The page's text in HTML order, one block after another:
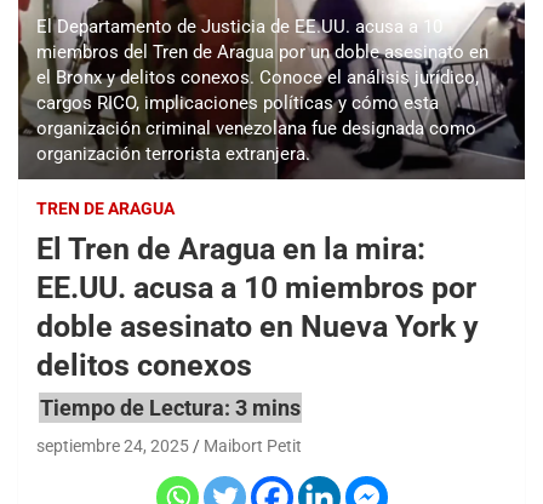
El Departamento de Justicia de EE.UU. acusa a 10
miembros del Tren de Aragua por un doble asesinato en
el Bronx y delitos conexos. Conoce el análisis jurídico,
cargos RICO, implicaciones políticas y cómo esta
organización criminal venezolana fue designada como
organización terrorista extranjera.
TREN DE ARAGUA
El Tren de Aragua en la mira:
EE.UU. acusa a 10 miembros por
doble asesinato en Nueva York y
delitos conexos
septiembre 24, 2025 Maibort Petit